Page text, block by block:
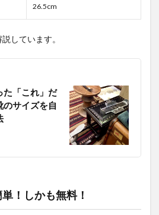
26.5cm
しています。
た「これ」だ
のサイズを自
！しかも無料！